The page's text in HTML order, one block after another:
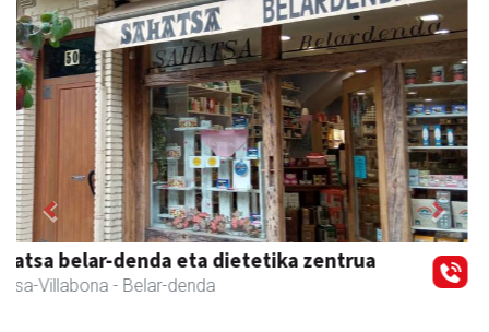
Amasa-Villabonako Udala
Amasa-Villabona - Udaletxeak
Previous Next